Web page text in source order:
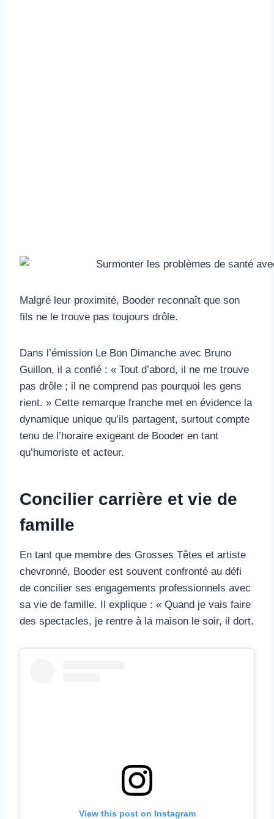
Malgré leur proximité, Booder reconnaît que son
fils ne le trouve pas toujours drôle.
Dans l’émission Le Bon Dimanche avec Bruno
Guillon, il a confié : « Tout d’abord, il ne me trouve
pas drôle ; il ne comprend pas pourquoi les gens
rient. » Cette remarque franche met en évidence la
dynamique unique qu’ils partagent, surtout compte
tenu de l’horaire exigeant de Booder en tant
qu’humoriste et acteur.
Concilier carrière et vie de
famille
En tant que membre des Grosses Têtes et artiste
chevronné, Booder est souvent confronté au défi
de concilier ses engagements professionnels avec
sa vie de famille. Il explique : « Quand je vais faire
des spectacles, je rentre à la maison le soir, il dort.
View this post on Instagram